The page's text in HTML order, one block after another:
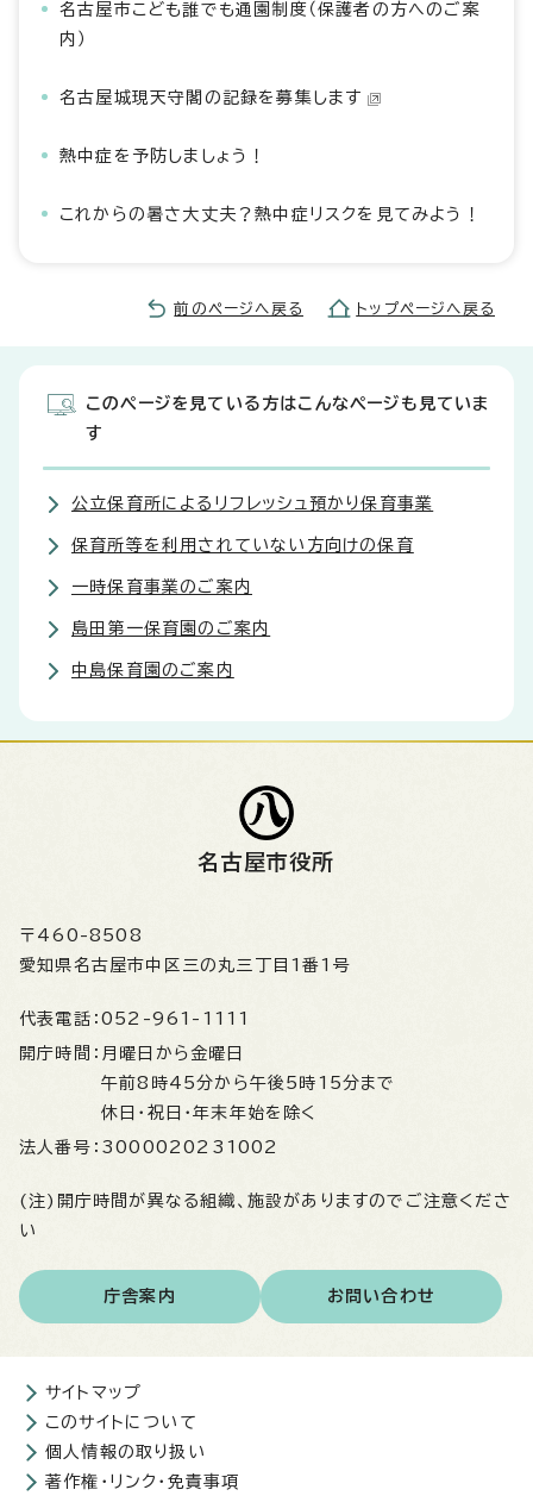
名古屋市こども誰でも通園制度（保護者の方へのご案
内）
名古屋城現天守閣の記録を募集します
熱中症を予防しましょう！
これからの暑さ大丈夫？熱中症リスクを見てみよう！
前のページへ戻る トップページへ戻る
このページを見ている方はこんなページも見ていま
す
公立保育所によるリフレッシュ預かり保育事業
保育所等を利用されていない方向けの保育
一時保育事業のご案内
島田第一保育園のご案内
中島保育園のご案内
名古屋市役所
〒460-8508
愛知県名古屋市中区三の丸三丁目1番1号
代表電話： 052-961-1111
開庁時間： 月曜日から金曜日
午前8時45分から午後5時15分まで
休日・祝日・年末年始を除く
法人番号： 3000020231002
(注)開庁時間が異なる組織、施設がありますのでご注意くださ
い
庁舎案内 お問い合わせ
サイトマップ
このサイトについて
個人情報の取り扱い
著作権・リンク・免責事項